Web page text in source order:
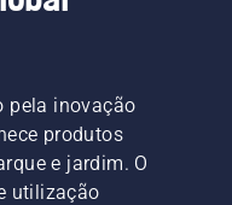
pela inovação
produtos
e jardim. O
utilização